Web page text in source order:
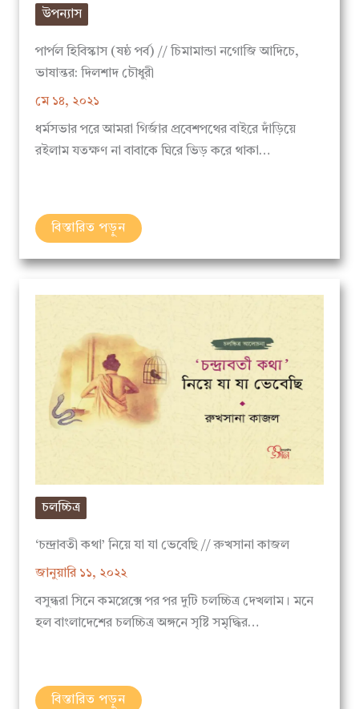
ভাষান্তর: দিলশাদ চৌধুরী
মে ১৪, ২০২১
ধর্মসভার পরে আমরা গির্জার প্রবেশপথের বাইরে দাঁড়িয়ে
রইলাম যতক্ষণ না বাবাকে ঘিরে ভিড় করে থাকা…
চলচ্চিত্র
জানুয়ারি ১১, ২০২২
বসুন্ধরা সিনে কমপ্লেক্সে পর পর দুটি চলচ্চিত্র দেখলাম। মনে
হল বাংলাদেশের চলচ্চিত্র অঙ্গনে সৃষ্টি সমৃদ্ধির…